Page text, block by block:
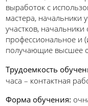
выработок с
мастера, начальники
участков,
профессиональное и
получающие высшее
Трудоемкость
часа – контактная
Форма обучения: